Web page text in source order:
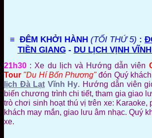
≡ ĐÊM KHỞI HÀNH (TỐI THỨ 5) :
TIỀN GIANG- DU LỊCH VỊNH
21h30 : Xe du lịch và Hướng dẫn viên
Tour "Du Hí Bốn Phương"đón Quý
lịch Đà Lạt Vĩnh Hy . Hướng dẫn viên
biến chương trình chi tiết, tham gia giao
trò chơi sinh hoạt thú vị trên xe: Karaoke,
khách may mắn, giao lưu âm nhạc. Quý
xe.